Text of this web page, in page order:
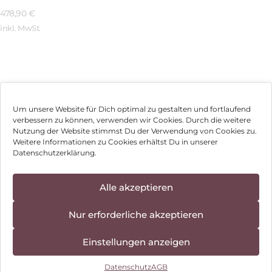
Um unsere Website für Dich optimal zu gestalten und fortlaufend
verbessern zu können, verwenden wir Cookies. Durch die weitere
Nutzung der Website stimmst Du der Verwendung von Cookies zu.
Weitere Informationen zu Cookies erhältst Du in unserer
Datenschutzerklärung.
Alle akzeptieren
Nur erforderliche akzeptieren
Einstellungen anzeigen
DatenschutzAGB
478,90 €
inkl. MwSt.
Impressum
Hinweis zur Batterieentsorgung
Newsletter